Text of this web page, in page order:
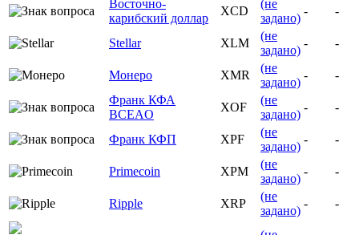
Восточно-
карибский доллар
XCD
(не
задано)
- -
Stellar XLM
(не
задано)
- -
Монеро XMR
(не
задано)
-
-
Франк КФА
BCEAO
XOF
(не
задано)
- -
Франк КФП XPF
(не
задано)
- -
Primecoin XPM
(не
задано)
- -
Ripple XRP
(не
задано)
- -